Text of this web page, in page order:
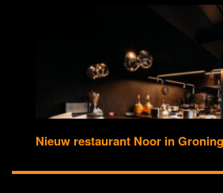
Nieuw restaurant Noor in